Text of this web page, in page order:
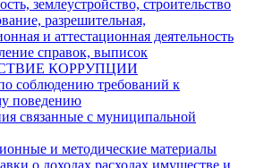
землеустройство, строительство
разрешительная,
и аттестационная деятельность
справок, выписок
КОРРУПЦИИ
соблюдению требований к
поведению
связанные с муниципальной
и методические материалы